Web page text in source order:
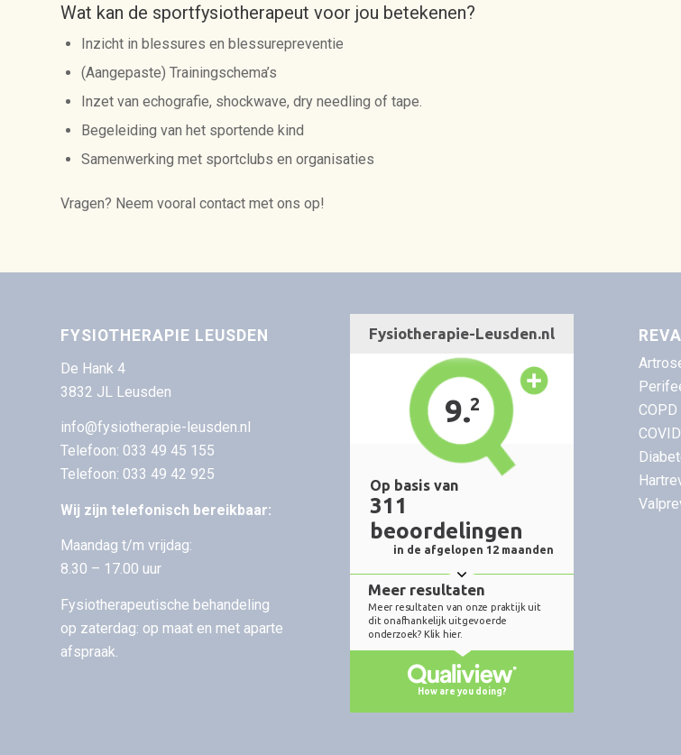
Wat kan de sportfysiotherapeut voor jou betekenen?
Inzicht in blessures en blessurepreventie
(Aangepaste) Trainingschema’s
Inzet van echografie, shockwave, dry needling of tape.
Begeleiding van het sportende kind
Samenwerking met sportclubs en organisaties
Vragen? Neem vooral contact met ons op!
FYSIOTHERAPIE LEUSDEN
De Hank 4
3832 JL Leusden
info@fysiotherapie-leusden.nl
Telefoon: 033 49 45 155
Telefoon: 033 49 42 925
Wij zijn telefonisch bereikbaar:
Maandag t/m vrijdag:
8.30 – 17.00 uur
Fysiotherapeutische behandeling
op zaterdag: op maat en met aparte
afspraak.
COPD